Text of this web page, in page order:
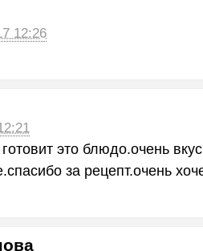
12:26
это блюдо.очень
за рецепт.очень